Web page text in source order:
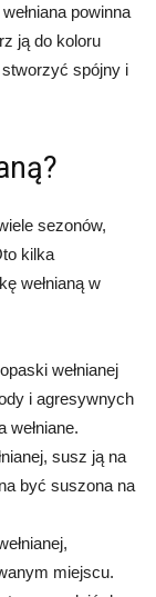
powinna
ją do koloru
spójny i
sezonów,
kilka
wełnianą w
wełnianej
i agresywnych
wełniane.
susz ją na
być suszona na
miejscu.